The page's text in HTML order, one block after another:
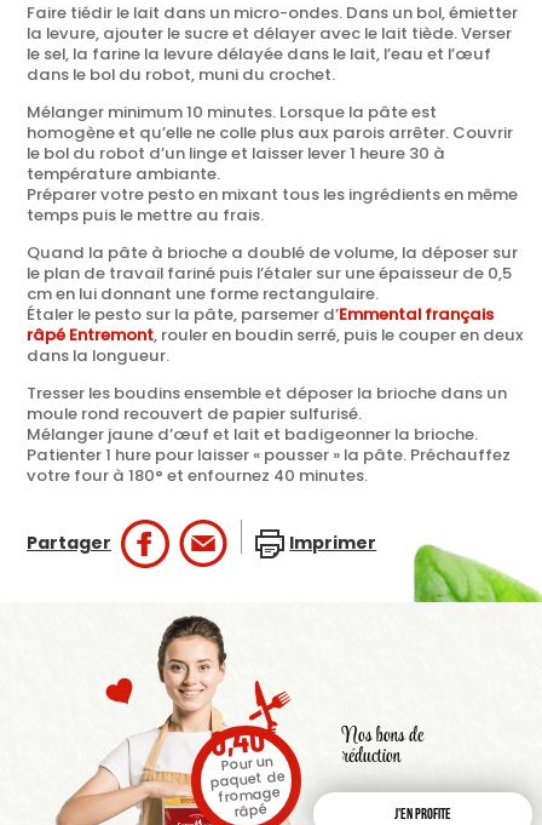
Faire tiédir le lait dans un micro-ondes. Dans un bol, émietter
la levure, ajouter le sucre et délayer avec le lait tiède. Verser
le sel, la farine la levure délayée dans le lait, l’eau et l’œuf
dans le bol du robot, muni du crochet.
Mélanger minimum 10 minutes. Lorsque la pâte est
homogène et qu’elle ne colle plus aux parois arrêter. Couvrir
le bol du robot d’un linge et laisser lever 1 heure 30 à
température ambiante.
Préparer votre pesto en mixant tous les ingrédients en même
temps puis le mettre au frais.
Quand la pâte à brioche a doublé de volume, la déposer sur
le plan de travail fariné puis l’étaler sur une épaisseur de 0,5
cm en lui donnant une forme rectangulaire.
Étaler le pesto sur la pâte, parsemer d’Emmental français
râpé Entremont, rouler en boudin serré, puis le couper en deux
dans la longueur.
Tresser les boudins ensemble et déposer la brioche dans un
moule rond recouvert de papier sulfurisé.
Mélanger jaune d’œuf et lait et badigeonner la brioche.
Patienter 1 hure pour laisser « pousser » la pâte. Préchauffez
votre four à 180° et enfournez 40 minutes.
Partager Imprimer
0,40€
Pour un
paquet de
fromage
râpé
Nos bons de
réduction
J'en profite